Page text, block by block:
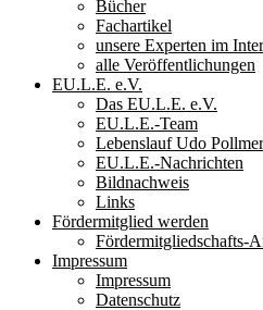
Bücher
Fachartikel
unsere Experten im
alle Veröffentlichungen
EU.L.E. e.V.
Das EU.L.E. e.V.
EU.L.E.-Team
Lebenslauf Udo Pollmer
EU.L.E.-Nachrichten
Bildnachweis
Links
Fördermitglied werden
Fördermitgliedschafts-
Impressum
Impressum
Datenschutz